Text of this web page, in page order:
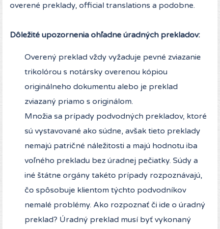
overené preklady, official translations a podobne.
Dôležité upozornenia ohľadne úradných prekladov:
Overený preklad vždy vyžaduje pevné zviazanie
trikolórou s notársky overenou kópiou
originálneho dokumentu alebo je preklad
zviazaný priamo s originálom.
Množia sa prípady podvodných prekladov, ktoré
sú vystavované ako súdne, avšak tieto preklady
nemajú patričné náležitosti a majú hodnotu iba
voľného prekladu bez úradnej pečiatky. Súdy a
iné štátne orgány takéto prípady rozpoznávajú,
čo spôsobuje klientom týchto podvodníkov
nemalé problémy. Ako rozpoznať či ide o úradný
preklad? Úradný preklad musí byť vykonaný